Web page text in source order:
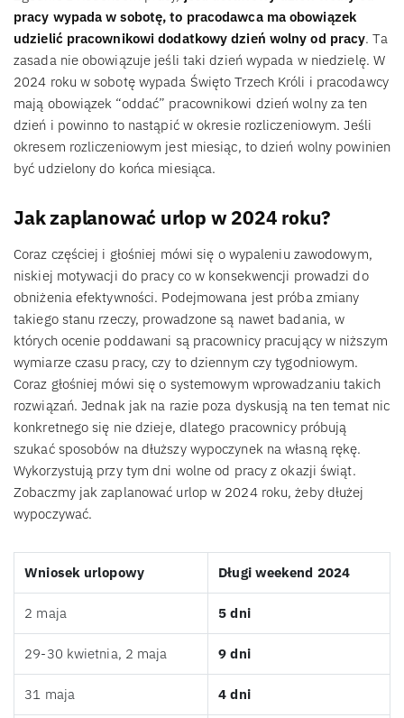
pracy wypada w sobotę, to pracodawca ma obowiązek
udzielić pracownikowi dodatkowy dzień wolny od pracy. Ta
zasada nie obowiązuje jeśli taki dzień wypada w niedzielę. W
2024 roku w sobotę wypada Święto Trzech Króli i pracodawcy
mają obowiązek “oddać” pracownikowi dzień wolny za ten
dzień i powinno to nastąpić w okresie rozliczeniowym. Jeśli
okresem rozliczeniowym jest miesiąc, to dzień wolny powinien
być udzielony do końca miesiąca.
Jak zaplanować urlop w 2024 roku?
Coraz częściej i głośniej mówi się o wypaleniu zawodowym,
niskiej motywacji do pracy co w konsekwencji prowadzi do
obniżenia efektywności. Podejmowana jest próba zmiany
takiego stanu rzeczy, prowadzone są nawet badania, w
których ocenie poddawani są pracownicy pracujący w niższym
wymiarze czasu pracy, czy to dziennym czy tygodniowym.
Coraz głośniej mówi się o systemowym wprowadzaniu takich
rozwiązań. Jednak jak na razie poza dyskusją na ten temat nic
konkretnego się nie dzieje, dlatego pracownicy próbują
szukać sposobów na dłuższy wypoczynek na własną rękę.
Wykorzystują przy tym dni wolne od pracy z okazji świąt.
Zobaczmy jak zaplanować urlop w 2024 roku, żeby dłużej
wypoczywać.
Wniosek urlopowy Długi weekend 2024
2 maja 5 dni
29-30 kwietnia, 2 maja 9 dni
31 maja 4 dni